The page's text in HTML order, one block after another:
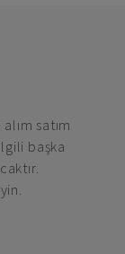
satım
başka